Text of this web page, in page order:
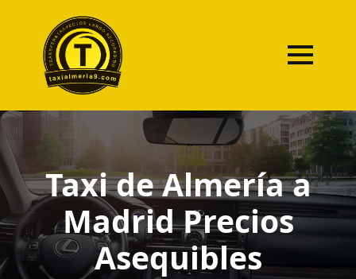
Taxi de Almería a
Madrid Precios
Asequibles